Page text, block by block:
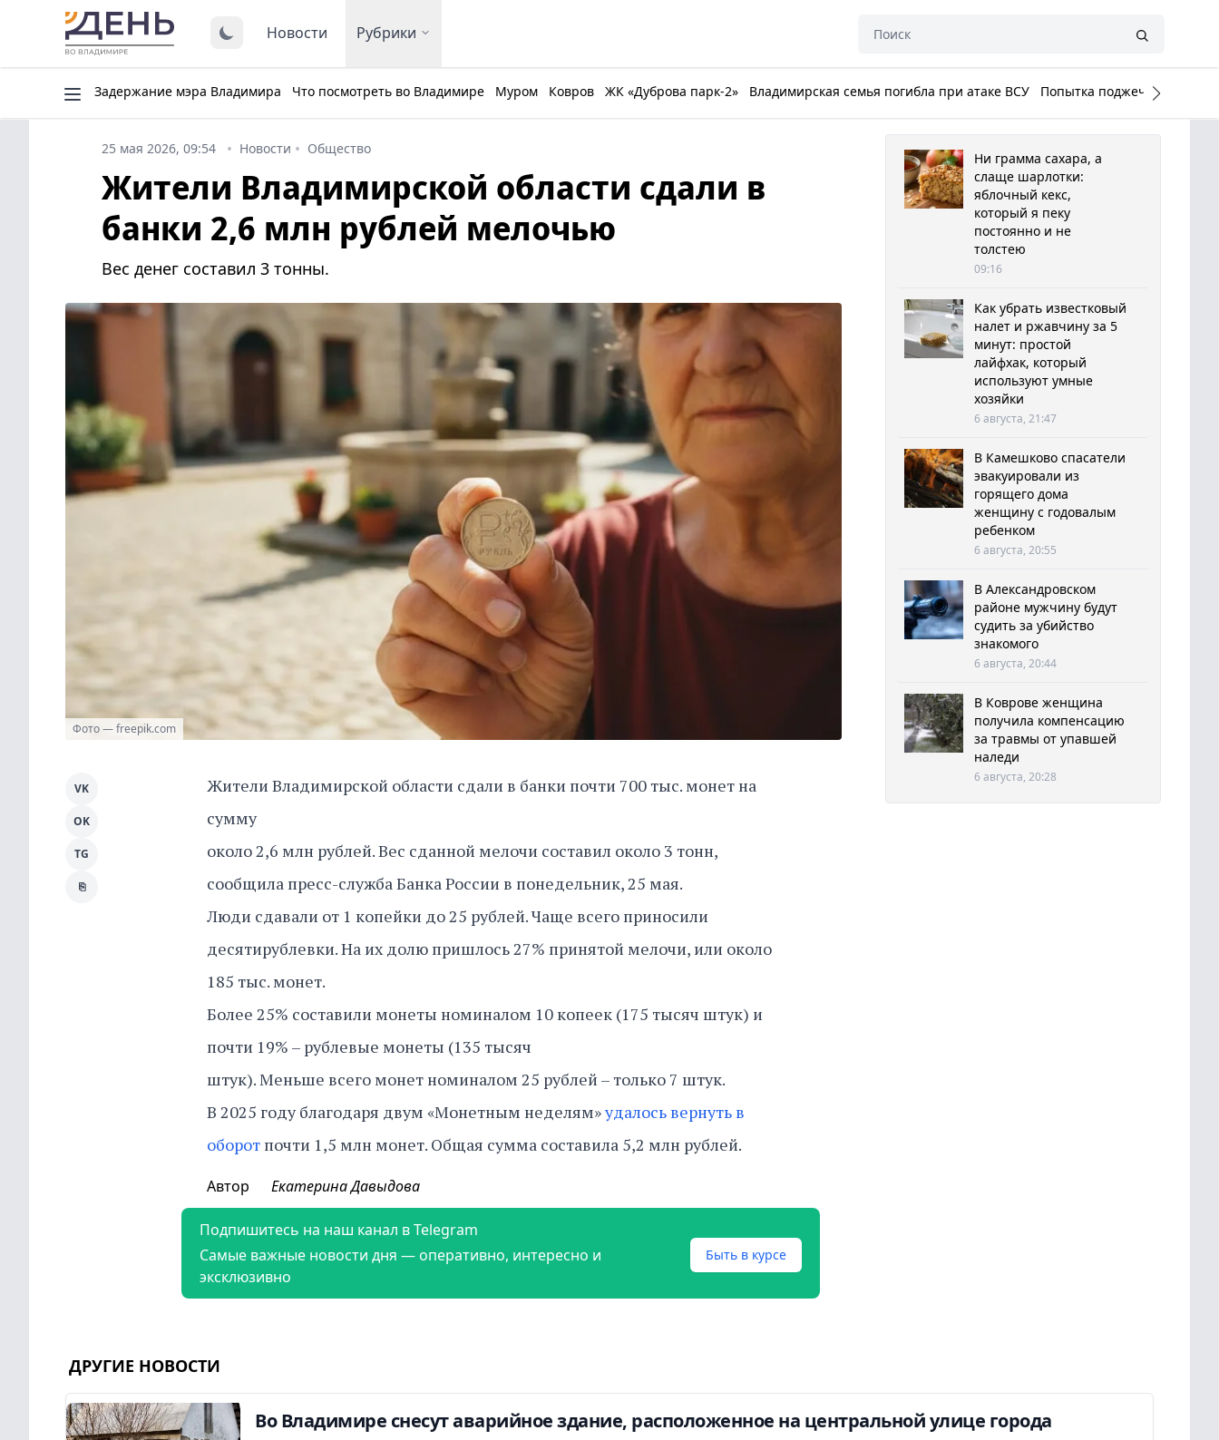
Новости Рубрики
Задержание мэра Владимира Что посмотреть во Владимире Муром Ковров ЖК «Дуброва парк-2» Владимирская семья погибла при атаке ВСУ Попытка поджечь Белый
25 мая 2026, 09:54 Новости Общество
Жители Владимирской области сдали в
банки 2,6 млн рублей мелочью
Вес денег составил 3 тонны.
Фото — freepik.com
Жители Владимирской области сдали в банки почти 700 тыс. монет на
сумму
около 2,6 млн рублей. Вес сданной мелочи составил около 3 тонн,
сообщила пресс-служба Банка России в понедельник, 25 мая.
Люди сдавали от 1 копейки до 25 рублей. Чаще всего приносили
десятирублевки. На их долю пришлось 27% принятой мелочи, или около
185 тыс. монет.
Более 25% составили монеты номиналом 10 копеек (175 тысяч штук) и
почти 19% – рублевые монеты (135 тысяч
штук). Меньше всего монет номиналом 25 рублей – только 7 штук.
В 2025 году благодаря двум «Монетным неделям»удалось вернуть в
оборот почти 1,5 млн монет. Общая сумма составила 5,2 млн рублей.
VK
OK
TG
⎘
Автор Екатерина Давыдова
Подпишитесь на наш канал в Telegram
Самые важные новости дня — оперативно, интересно и
эксклюзивно
Быть в курсе
Ни грамма сахара, а
слаще шарлотки:
яблочный кекс,
который я пеку
постоянно и не
толстею
09:16
Как убрать известковый
налет и ржавчину за 5
минут: простой
лайфхак, который
используют умные
хозяйки
6 августа, 21:47
В Камешково спасатели
эвакуировали из
горящего дома
женщину с годовалым
ребенком
6 августа, 20:55
В Александровском
районе мужчину будут
судить за убийство
знакомого
6 августа, 20:44
В Коврове женщина
получила компенсацию
за травмы от упавшей
наледи
6 августа, 20:28
ДРУГИЕ НОВОСТИ
Во Владимире снесут аварийное здание, расположенное на центральной улице города